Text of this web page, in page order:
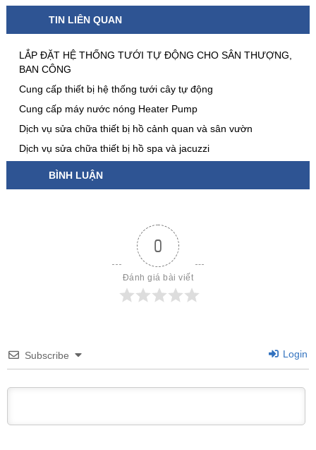
TIN LIÊN QUAN
LẮP ĐẶT HỆ THỐNG TƯỚI TỰ ĐỘNG CHO SÂN THƯỢNG,
BAN CÔNG
Cung cấp thiết bị hệ thống tưới cây tự động
Cung cấp máy nước nóng Heater Pump
Dịch vụ sửa chữa thiết bị hồ cảnh quan và sân vườn
Dịch vụ sửa chữa thiết bị hồ spa và jacuzzi
BÌNH LUẬN
0
Đánh giá bài viết
Subscribe Login